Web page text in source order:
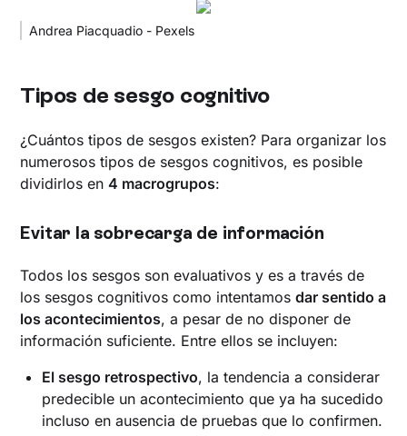
Andrea Piacquadio - Pexels
Tipos de sesgo cognitivo
¿Cuántos tipos de sesgos existen? Para organizar los
numerosos tipos de sesgos cognitivos, es posible
dividirlos en4 macrogrupos:
‍Evitar la sobrecarga de información
Todos los sesgos son evaluativos y es a través de
los sesgos cognitivos como intentamosdar sentido a
los acontecimientos, a pesar de no disponer de
información suficiente. Entre ellos se incluyen:
El sesgo retrospectivo, la tendencia a considerar
predecible un acontecimiento que ya ha sucedido
incluso en ausencia de pruebas que lo confirmen.